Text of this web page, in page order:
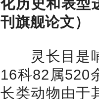
化历史和表型
刊旗舰论文）
灵长目是
16科82 属520
长类动物由于